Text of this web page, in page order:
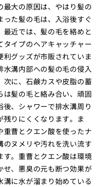
最大の原因は、やはり髪の
た髪の毛は、入浴後すぐ
近では、髪の毛を絡めと
タイプのヘアキャッチャー
グッズが市販されていま
溝内部への髪の毛の侵入
次に、石鹸カスや皮脂の蓄
髪の毛と絡み合い、頑固
、シャワーで排水溝周り
残りにくくなります。ま
重曹とクエン酸を使ったナ
のヌメリや汚れを洗い流す
。重曹とクエン酸は環境
せ、悪臭の元も断つ効果が
に水が溜まり始めている